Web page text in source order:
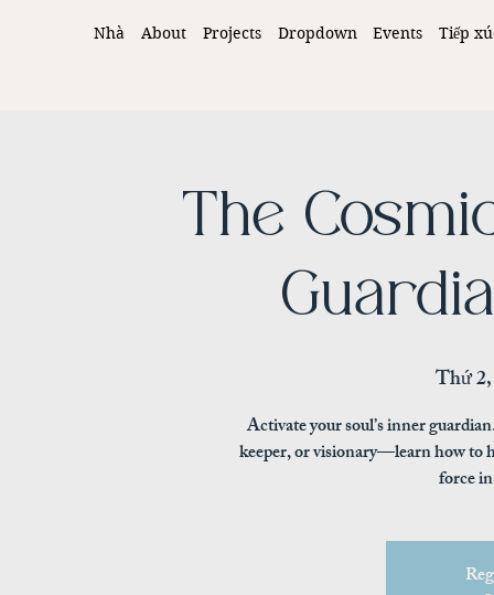
Nhà About Projects Dropdown Events Tiếp
The
Thứ
Activate your soul’s inner
keeper, or visionary—learn how to
force